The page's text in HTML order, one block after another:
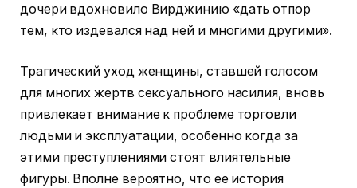
дочери вдохновило Вирджинию «дать отпор
тем, кто издевался над ней и многими другими».
Трагический уход женщины, ставшей голосом
для многих жертв сексуального насилия, вновь
привлекает внимание к проблеме торговли
людьми и эксплуатации, особенно когда за
этими преступлениями стоят влиятельные
фигуры. Вполне вероятно, что ее история